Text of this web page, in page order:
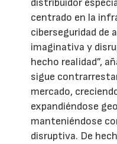
distribuidor
centrado en la
ciberseguridad de
imaginativa y
hecho realidad”,
sigue
mercado,
expandiéndose
manteniéndose
disruptiva. De